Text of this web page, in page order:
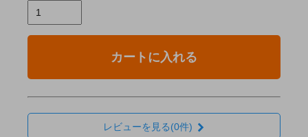
カートに入れる
レビューを見る(0件)